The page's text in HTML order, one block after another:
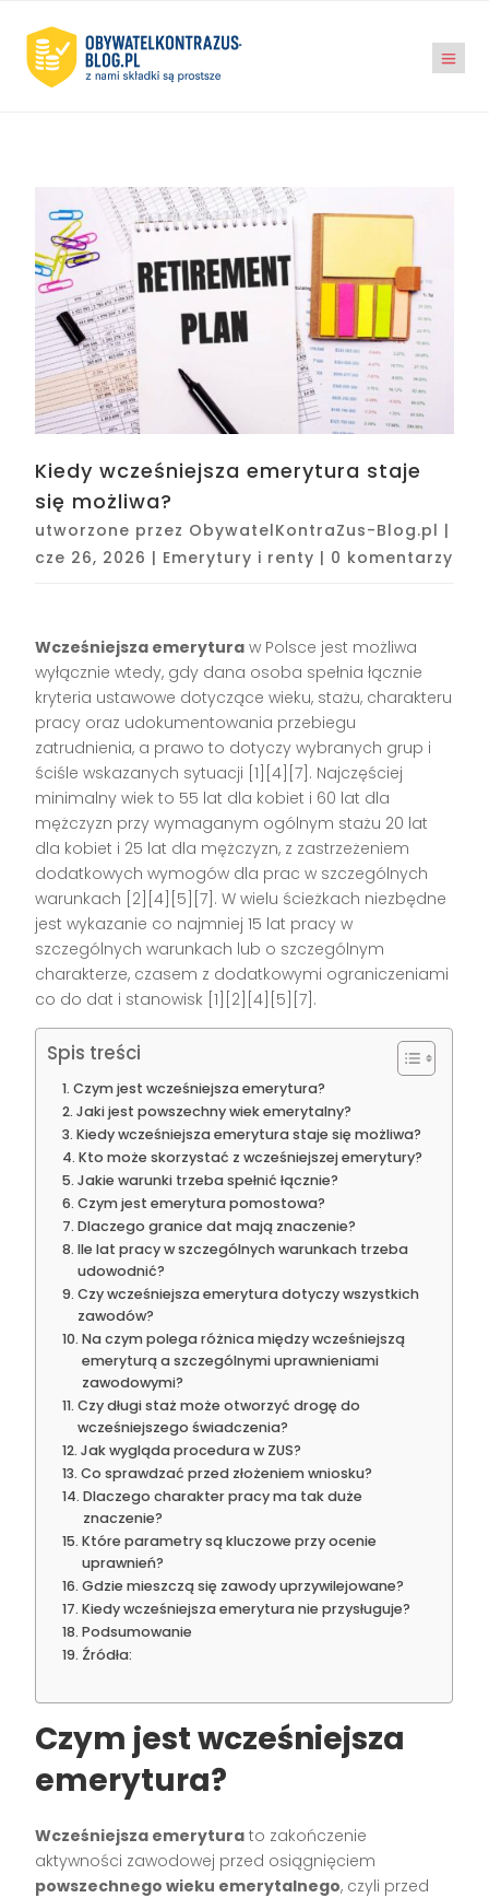
Kiedy wcześniejsza emerytura staje
się możliwa?
utworzone przez ObywatelKontraZus-Blog.pl |
cze 26, 2026 | Emerytury i renty | 0 komentarzy
Wcześniejsza emerytura w Polsce jest możliwa
wyłącznie wtedy, gdy dana osoba spełnia łącznie
kryteria ustawowe dotyczące wieku, stażu, charakteru
pracy oraz udokumentowania przebiegu
zatrudnienia, a prawo to dotyczy wybranych grup i
ściśle wskazanych sytuacji [1][4][7]. Najczęściej
minimalny wiek to 55 lat dla kobiet i 60 lat dla
mężczyzn przy wymaganym ogólnym stażu 20 lat
dla kobiet i 25 lat dla mężczyzn, z zastrzeżeniem
dodatkowych wymogów dla prac w szczególnych
warunkach [2][4][5][7]. W wielu ścieżkach niezbędne
jest wykazanie co najmniej 15 lat pracy w
szczególnych warunkach lub o szczególnym
charakterze, czasem z dodatkowymi ograniczeniami
co do dat i stanowisk [1][2][4][5][7].
Spis treści
Czym jest wcześniejsza emerytura?
Jaki jest powszechny wiek emerytalny?
Kiedy wcześniejsza emerytura staje się możliwa?
Kto może skorzystać z wcześniejszej emerytury?
Jakie warunki trzeba spełnić łącznie?
Czym jest emerytura pomostowa?
Dlaczego granice dat mają znaczenie?
Ile lat pracy w szczególnych warunkach trzeba
udowodnić?
Czy wcześniejsza emerytura dotyczy wszystkich
zawodów?
Na czym polega różnica między wcześniejszą
emeryturą a szczególnymi uprawnieniami
zawodowymi?
Czy długi staż może otworzyć drogę do
wcześniejszego świadczenia?
Jak wygląda procedura w ZUS?
Co sprawdzać przed złożeniem wniosku?
Dlaczego charakter pracy ma tak duże
znaczenie?
Które parametry są kluczowe przy ocenie
uprawnień?
Gdzie mieszczą się zawody uprzywilejowane?
Kiedy wcześniejsza emerytura nie przysługuje?
Podsumowanie
Źródła:
Czym jest wcześniejsza
emerytura?
Wcześniejsza emerytura to zakończenie
aktywności zawodowej przed osiągnięciem
powszechnego wieku emerytalnego, czyli przed